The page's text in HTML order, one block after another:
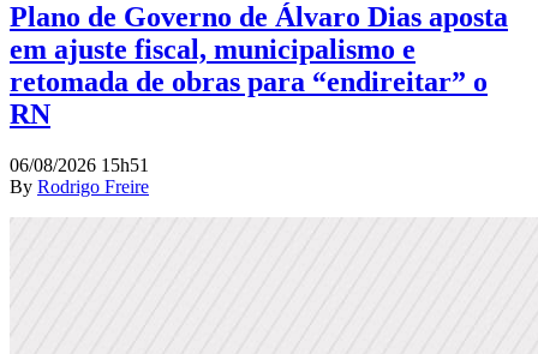
Plano de Governo de Álvaro Dias aposta
em ajuste fiscal, municipalismo e
retomada de obras para “endireitar” o
RN
06/08/2026 15h51
By Rodrigo Freire